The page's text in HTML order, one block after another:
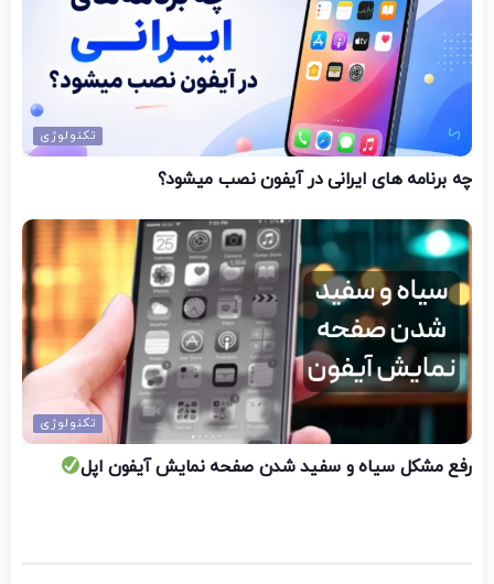
تکنولوژی
چه برنامه های ایرانی در آیفون نصب میشود؟
تکنولوژی
رفع مشکل سیاه و سفید شدن صفحه نمایش آیفون اپل